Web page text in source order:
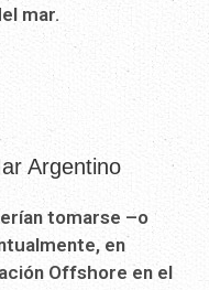
mar.
Argentino
tomarse –o
en
Offshore en el